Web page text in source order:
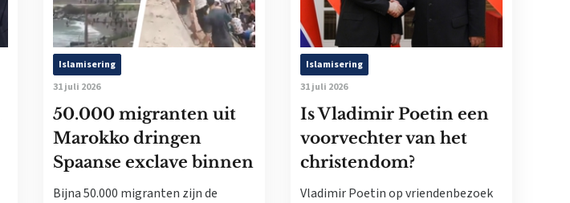
Islamisering
31 juli 2026
50.000 migranten uit
Marokko dringen
Spaanse exclave binnen
Bijna 50.000 migranten zijn de
Islamisering
31 juli 2026
Is Vladimir Poetin een
voorvechter van het
christendom?
Vladimir Poetin op vriendenbezoek